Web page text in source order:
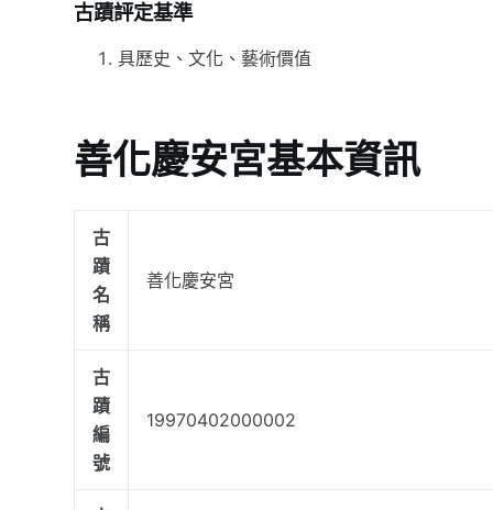
古蹟評定基準
具歷史、文化、藝術價值
善化慶安宮基本資訊
古
蹟
名
稱
善化慶安宮
古
蹟
編
號
19970402000002